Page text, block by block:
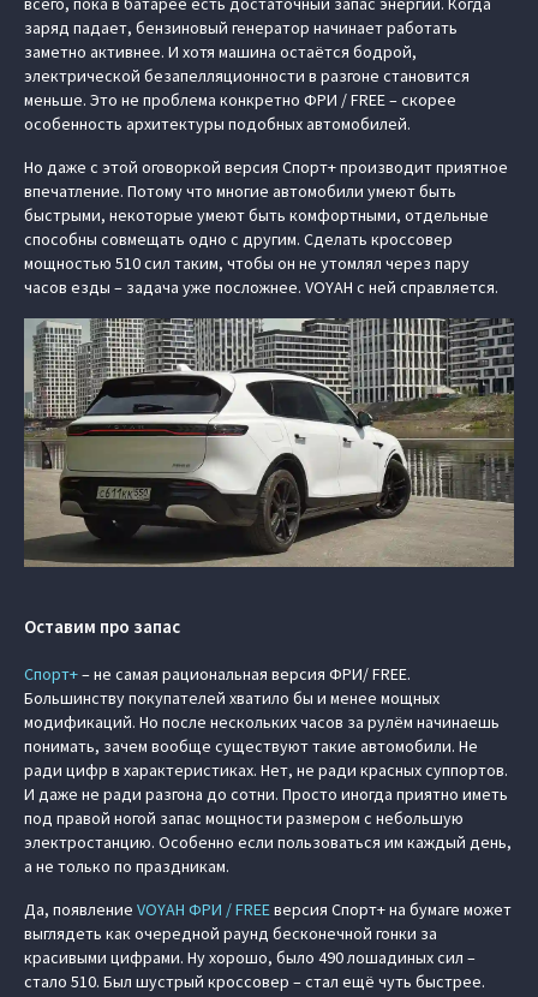
заряд падает, бензиновый генератор начинает работать
заметно активнее. И хотя машина остаётся бодрой,
электрической безапелляционности в разгоне становится
меньше. Это не проблема конкретно ФРИ / FREE – скорее
особенность архитектуры подобных автомобилей.
Но даже с этой оговоркой версия Спорт+ производит приятное
впечатление. Потому что многие автомобили умеют быть
быстрыми, некоторые умеют быть комфортными, отдельные
способны совмещать одно с другим. Сделать кроссовер
мощностью 510 сил таким, чтобы он не утомлял через пару
часов езды – задача уже посложнее. VOYAH с ней справляется.
Оставим про запас
Спорт+– не самая рациональная версия ФРИ/ FREE.
Большинству покупателей хватило бы и менее мощных
модификаций. Но после нескольких часов за рулём начинаешь
понимать, зачем вообще существуют такие автомобили. Не
ради цифр в характеристиках. Нет, не ради красных суппортов.
И даже не ради разгона до сотни. Просто иногда приятно иметь
под правой ногой запас мощности размером с небольшую
электростанцию. Особенно если пользоваться им каждый день,
а не только по праздникам.
Да, появление VOYAH ФРИ / FREEверсия Спорт+ на бумаге может
выглядеть как очередной раунд бесконечной гонки за
красивыми цифрами. Ну хорошо, было 490 лошадиных сил –
стало 510. Был шустрый кроссовер – стал ещё чуть быстрее.